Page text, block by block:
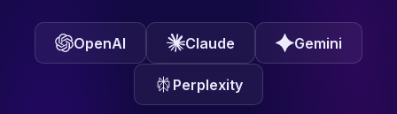
OpenAI Claude Gemini
Perplexity